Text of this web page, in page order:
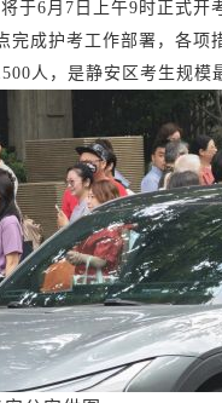
于6月7日上午9时正式开
完成护考工作部署，各项
人，是静安区考生规模